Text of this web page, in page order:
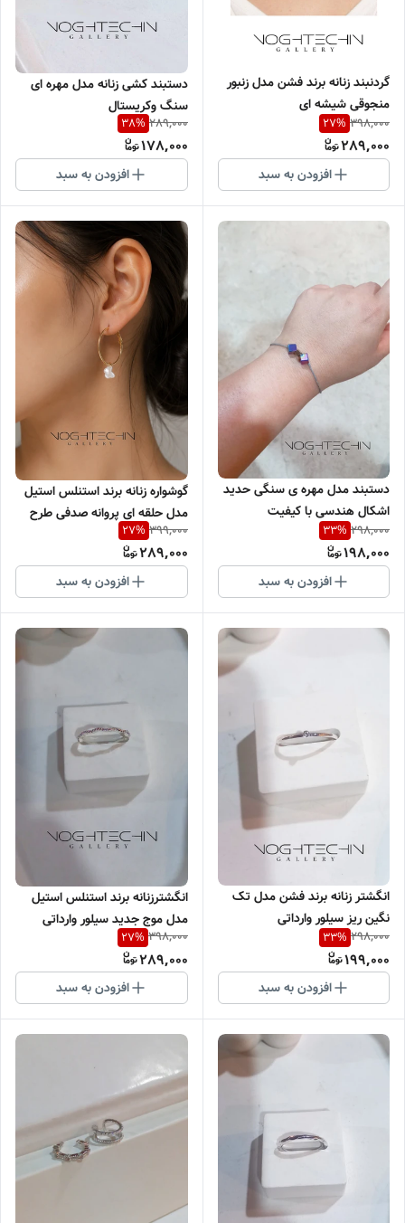
گردنبند زنانه برند فشن مدل زنبور
منجوقی شیشه ای
398,000
27%
289,000
افزودن به سبد
دستبند کشی زنانه مدل مهره ای
سنگ وکریستال
289,000
38%
178,000
افزودن به سبد
دستبند مدل مهره ی سنگی حدید
اشکال هندسی با کیفیت
298,000
33%
198,000
افزودن به سبد
گوشواره زنانه برند استنلس استیل
مدل حلقه ای پروانه صدفی طرح
طلا وارداتی
399,000
27%
289,000
افزودن به سبد
انگشتر زنانه برند فشن مدل تک
نگین ریز سیلور وارداتی
298,000
33%
199,000
افزودن به سبد
انگشترزنانه برند استنلس استیل
مدل موج جدید سیلور وارداتی
398,000
27%
289,000
افزودن به سبد